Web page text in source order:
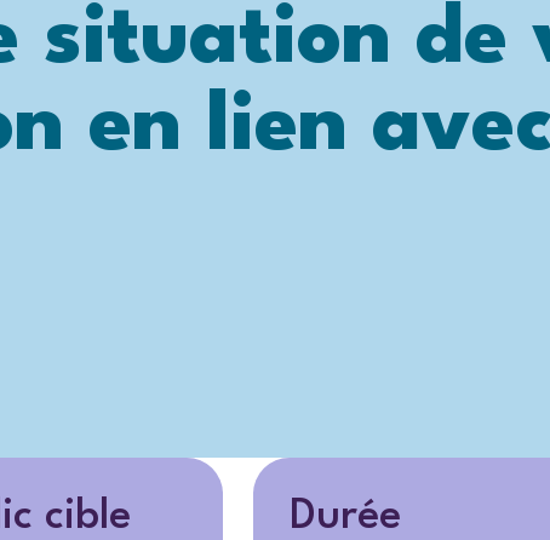
situation de
en lien
cible Durée